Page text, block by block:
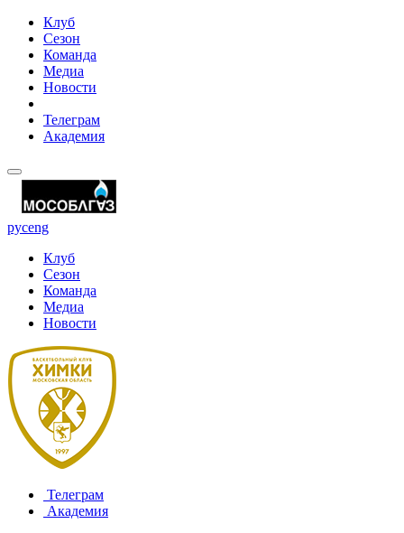
Клуб
Сезон
Команда
Медиа
Новости
Телеграм
Академия
русeng
Клуб
Сезон
Команда
Медиа
Новости
Телеграм
Академия